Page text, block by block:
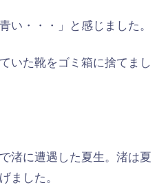
い・・・」と感じました。
いた靴をゴミ箱に捨てまし
渚に遭遇した夏生。渚は夏
ました。